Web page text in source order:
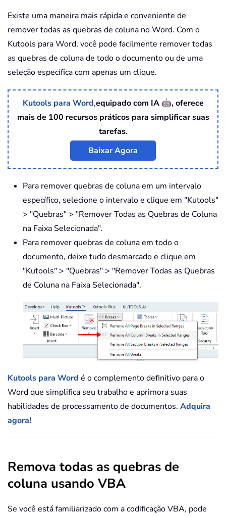
Existe uma maneira mais rápida e conveniente de
remover todas as quebras de coluna no Word. Com o
Kutools para Word, você pode facilmente remover todas
as quebras de coluna de todo o documento ou de uma
seleção específica com apenas um clique.
Kutools para Word,equipado com IA 🤖, oferece
mais de 100 recursos práticos para simplificar suas
tarefas.
Baixar Agora
Para remover quebras de coluna em um intervalo
específico, selecione o intervalo e clique em "Kutools"
> "Quebras" > "Remover Todas as Quebras de Coluna
na Faixa Selecionada".
Para remover quebras de coluna em todo o
documento, deixe tudo desmarcado e clique em
"Kutools" > "Quebras" > "Remover Todas as Quebras
de Coluna na Faixa Selecionada".
Kutools para Word é o complemento definitivo para o
Word que simplifica seu trabalho e aprimora suas
habilidades de processamento de documentos. Adquira
agora!
Remova todas as quebras de
coluna usando VBA
Se você está familiarizado com a codificação VBA, pode